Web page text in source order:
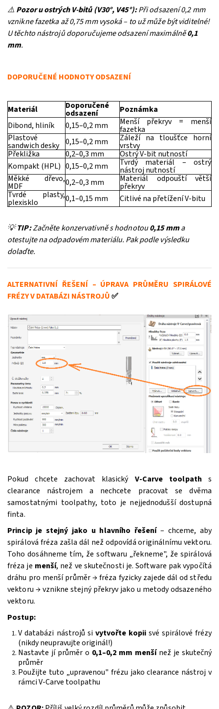
⚠️ Pozor u ostrých V-bitů (V30°, V45°):Při odsazení 0,2 mm
vznikne fazetka až 0,75 mm vysoká – to už může být viditelné!
U těchto nástrojů doporučujeme odsazení maximálně0,1
mm.
DOPORUČENÉ HODNOTY ODSAZENÍ
Materiál Doporučené
odsazení
Poznámka
Dibond, hliník
0,15–0,2 mm Menší překryv = menší
fazetka
Plastové
sandwich desky 0,15–0,2 mm Záleží na tloušťce horní
vrstvy
Překližka 0,2–0,3 mm
Ostrý V-bit nutností
Kompakt (HPL) 0,15–0,2 mm Tvrdý materiál – ostrý
nástroj nutností
Měkké dřevo,
MDF 0,2–0,3 mm Materiál odpouští větší
překryv
Tvrdé plasty,
plexisklo 0,1–0,15 mm Citlivé na přetížení V-bitu
💡TIP:Začněte konzervativně s hodnotou0,15 mma
otestujte na odpadovém materiálu. Pak podle výsledku
dolaďte.
ALTERNATIVNÍ ŘEŠENÍ – ÚPRAVA PRŮMĚRU SPIRÁLOVÉ
FRÉZY V DATABÁZI NÁSTROJŮ✅
Pokud chcete zachovat klasický V-Carve toolpath s
clearance nástrojem a nechcete pracovat se dvěma
samostatnými toolpathy, toto je nejjednodušší dostupná
finta.
Princip je stejný jako u hlavního řešení– chceme, aby
spirálová fréza zašla dál než odpovídá originálnímu vektoru.
Toho dosáhneme tím, že softwaru „řekneme", že spirálová
fréza je menší, než ve skutečnosti je. Software pak vypočítá
dráhu pro menší průměr → fréza fyzicky zajede dál od středu
vektoru → vznikne stejný překryv jako u metody odsazeného
vektoru.
Postup:
V databázi nástrojů si vytvořte kopiisvé spirálové frézy
(nikdy neupravujte originál!)
Nastavte jí průměr o 0,1–0,2 mm menšínež je skutečný
průměr
Použijte tuto „upravenou" frézu jako clearance nástroj v
rámci V-Carve toolpathu